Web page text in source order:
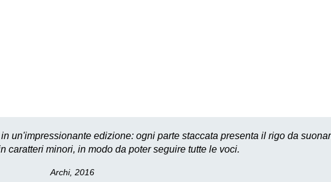
un'impressionante edizione: ogni parte staccata presenta il rigo da
caratteri minori, in modo da poter seguire tutte le voci.
Archi, 2016